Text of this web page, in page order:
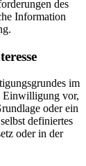
des
Information
im
Einwilligung vor,
oder ein
definiertes
oder in der